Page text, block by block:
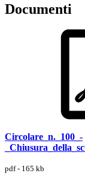
Documenti
Circolare_n._100_-
pdf - 165 kb